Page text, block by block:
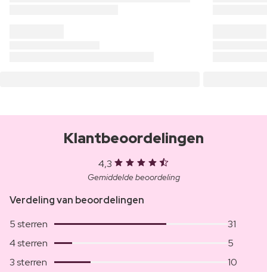
Klantbeoordelingen
4,3
Gemiddelde beoordeling
Verdeling van beoordelingen
5 sterren
31
4 sterren
5
3 sterren
10